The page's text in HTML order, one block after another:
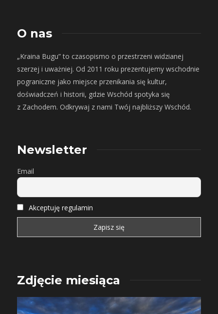
O nas
„Kraina Bugu” to czasopismo o przestrzeni widzianej
szerzej i uważniej. Od 2011 roku prezentujemy wschodnie
pograniczne jako miejsce przenikania się kultur,
doświadczeń i historii, gdzie Wschód spotyka się
z Zachodem. Odkrywaj z nami Twój najbliższy Wschód.
Newsletter
Email
Akceptuję regulamin
Zdjęcie miesiąca